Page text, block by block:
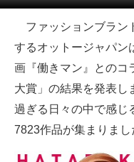
メディア
注目記事を集めた総合ペ
ITの今と未来を見通す
スマホと通信の最新トレ
進化するPCとデバイスの
好きが集まる 比べて選
ファッションブラン
するオットージャパン
画『働きマン』とのコ
大賞」の結果を発表し
過ぎる日々の中で感じ
7823作品が集まりまし